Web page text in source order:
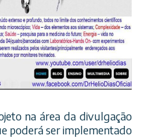
na área da divulgação
poderá ser implementado